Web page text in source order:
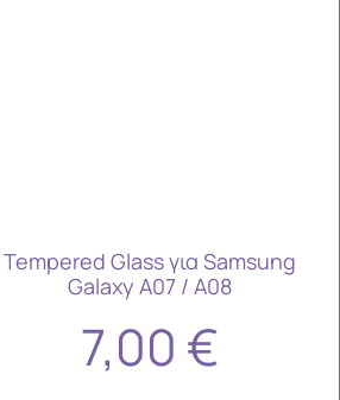
Tempered Glass για Samsung
Galaxy A07 / A08
7,00 €